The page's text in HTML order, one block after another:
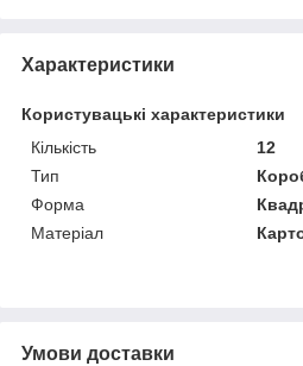
Характеристики
Користувацькі характеристики
Кількість
12
Тип
Форма
Матеріал
Умови доставки